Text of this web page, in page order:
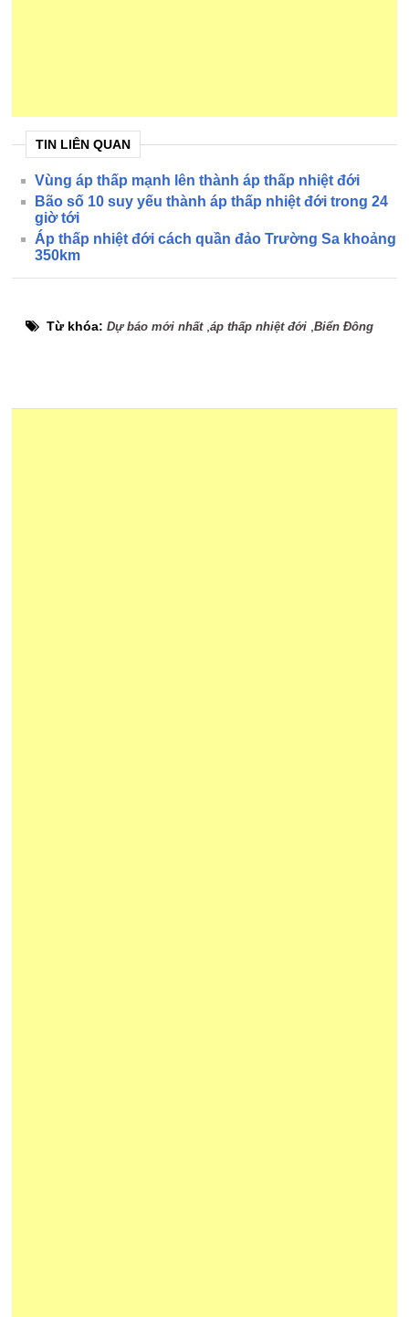
TIN LIÊN QUAN
Vùng áp thấp mạnh lên thành áp thấp nhiệt đới
Bão số 10 suy yếu thành áp thấp nhiệt đới trong 24
giờ tới
Áp thấp nhiệt đới cách quần đảo Trường Sa khoảng
350km
Từ khóa:Dự báo mới nhất,áp thấp nhiệt đới ,Biển Đông